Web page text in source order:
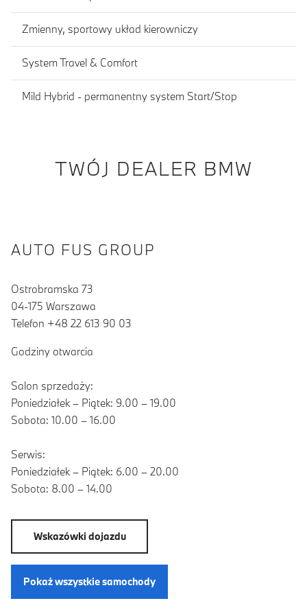
Zmienny, sportowy układ kierowniczy
System Travel & Comfort
Mild Hybrid - permanentny system Start/Stop
TWÓJ DEALER BMW
AUTO FUS GROUP
Ostrobramska 73
04-175 Warszawa
Telefon +48 22 613 90 03
Godziny otwarcia
Salon sprzedaży:
Poniedziałek – Piątek: 9.00 – 19.00
Sobota: 10.00 – 16.00
Serwis:
Poniedziałek – Piątek: 6.00 – 20.00
Sobota: 8.00 – 14.00
Wskazówki dojazdu
Pokaż wszystkie samochody